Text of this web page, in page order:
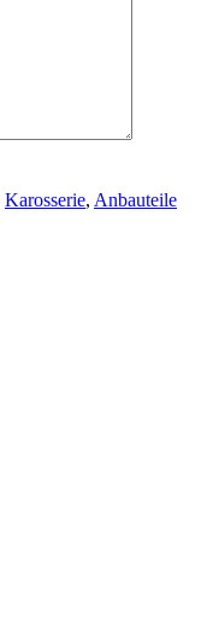
Karosserie, Anbauteile